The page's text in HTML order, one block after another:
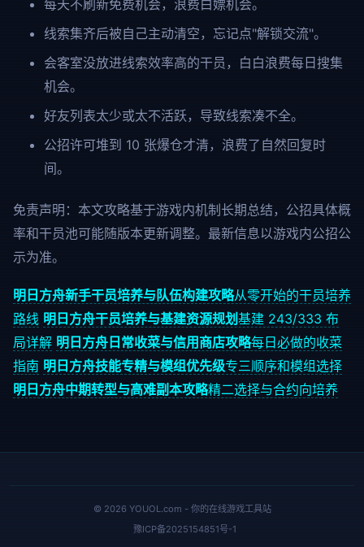
每天不刷新免费机会，浪费白嫖机会。
线索集齐后被自己主动清空，忘记点"解锁交流"。
会客室没放进线索效率高的干员，白白浪费每日搜集
机会。
好友列表太少或太不活跃，导致线索凑不全。
公招许可堆到 10 张爆仓才清，浪费了自然回复时
间。
免责声明：本文攻略基于游戏内机制长期总结，公招具体概
率和干员池可能随版本更新调整。最新信息以游戏内公招公
示为准。
明日方舟新手干员培养与队伍构建攻略从零开始的干员培养
路线 明日方舟干员培养与基建资源规划基建 243/333 布
局详解 明日方舟日常收菜与信用商店攻略每日必做的收菜
指南 明日方舟技能专精与模组优先级专三顺序和模组选择
明日方舟中期转型与高难副本攻略精二选择与合约向培养
© 2026 YOUOL.com - 你的在线游戏工具站
豫ICP备2025154851号-1